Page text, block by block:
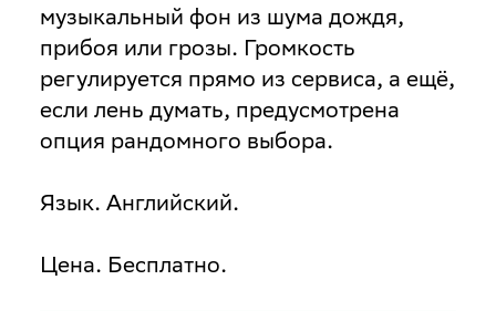
музыкальный фон из шума дождя,
прибоя или грозы. Громкость
регулируется прямо из сервиса, а ещё,
если лень думать, предусмотрена
опция рандомного выбора.
Язык. Английский.
Цена. Бесплатно.